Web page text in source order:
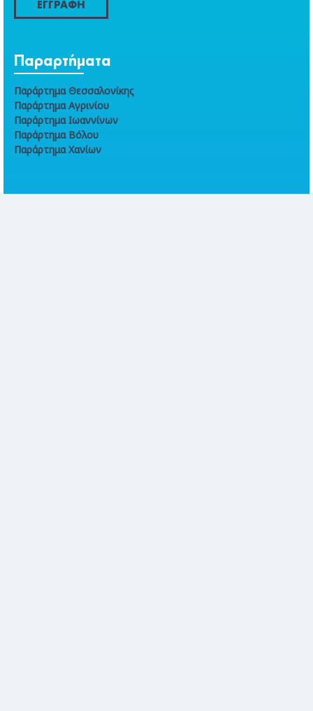
ΕΓΓΡΑΦΗ
Παραρτήματα
Παράρτημα Θεσσαλονίκης
Παράρτημα Αγρινίου
Παράρτημα Ιωαννίνων
Παράρτημα Βόλου
Παράρτημα Χανίων